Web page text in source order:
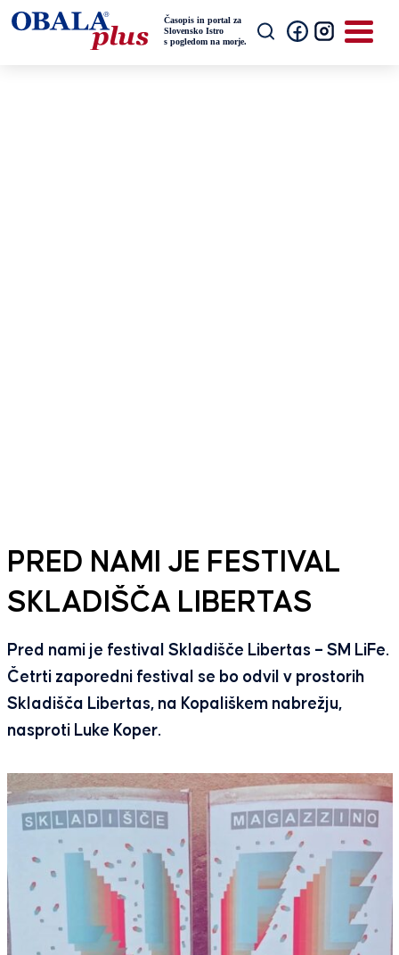
PRED NAMI JE FESTIVAL
SKLADIŠČA LIBERTAS
Pred nami je festival Skladišče Libertas – SM LiFe.
Četrti zaporedni festival se bo odvil v prostorih
Skladišča Libertas, na Kopališkem nabrežju,
nasproti Luke Koper.